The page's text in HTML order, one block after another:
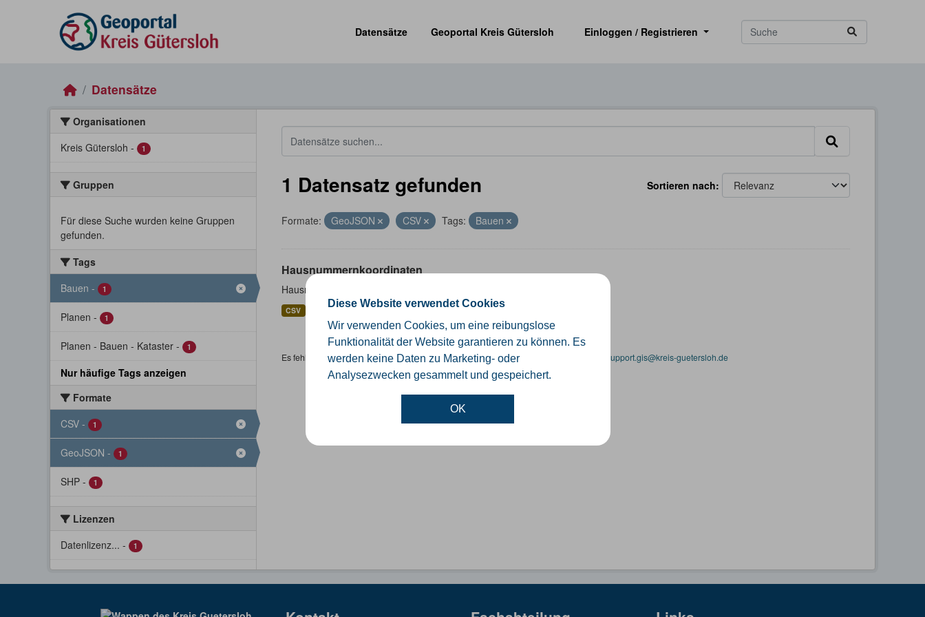
Diese Website verwendet Cookies
Wir verwenden Cookies, um eine reibungslose
Funktionalität der Website garantieren zu können. Es
werden keine Daten zu Marketing- oder
Analysezwecken gesammelt und gespeichert.
OK
Datensätze
Geoportal Kreis Gütersloh Einloggen / Registrieren
Datensätze
Organisationen
Kreis Gütersloh - 1
Gruppen
Für diese Suche wurden keine Gruppen
gefunden.
Tags
Bauen - 1
Planen - 1
Planen - Bauen - Kataster - 1
Nur häufige Tags anzeigen
Formate
CSV - 1
GeoJSON - 1
SHP - 1
Lizenzen
Datenlizenz... - 1
Sortieren nach
1 Datensatz gefunden
Formate: GeoJSON CSV Tags: Bauen
Hausnummernkoordinaten
Hausnummernkoordinaten abgeleitet aus dem ALKIS-Bestand
CSV GeoJSON SHP
Es fehlen spezifische Datensätze? Wenden Sie sich bitte an einen Administrator unter: support.gis@kreis-guetersloh.de